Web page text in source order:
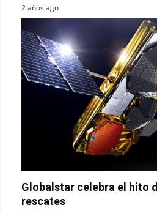
2 años ago
Globalstar celebra el hito
rescates